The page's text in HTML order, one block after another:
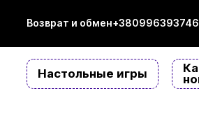
Возврат и обмен+380996393746
Настольные игры